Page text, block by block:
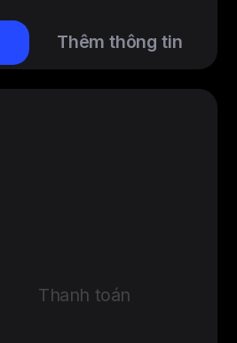
Thêm thông tin
Thanh toán